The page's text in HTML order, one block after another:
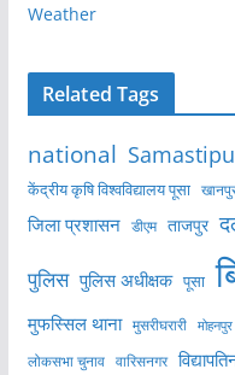
Weather
Related Tags
national
केंद्रीय कृषि विश्वविद्यालय पूसा
जिला प्रशासन डीएम ताजपुर
पुलिस पुलिस अधीक्षक पूसा
मुफस्सिल थाना मुसरीघरारी मोहनपुर
लोकसभा चुनाव वारिसनगर